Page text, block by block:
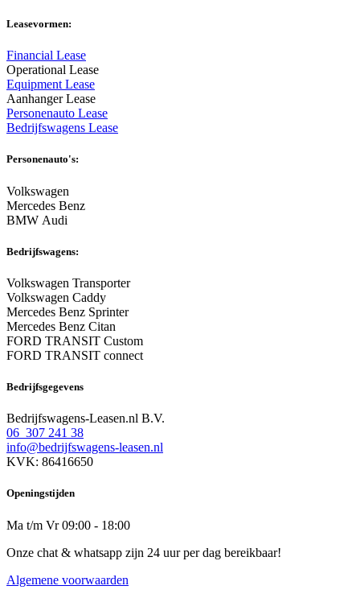
Leasevormen:
Financial Lease
Operational Lease
Equipment Lease
Aanhanger Lease
Personenauto Lease
Bedrijfswagens Lease
Personenauto's:
Volkswagen
Mercedes Benz
BMW Audi
Bedrijfswagens:
Volkswagen Transporter
Volkswagen Caddy
Mercedes Benz Sprinter
Mercedes Benz Citan
FORD TRANSIT Custom
FORD TRANSIT connect
Bedrijfsgegevens
Bedrijfswagens-Leasen.nl B.V.
06 307 241 38
info@bedrijfswagens-leasen.nl
KVK: 86416650
Openingstijden
Ma t/m Vr 09:00 - 18:00
Onze chat & whatsapp zijn 24 uur per dag bereikbaar!
Algemene voorwaarden